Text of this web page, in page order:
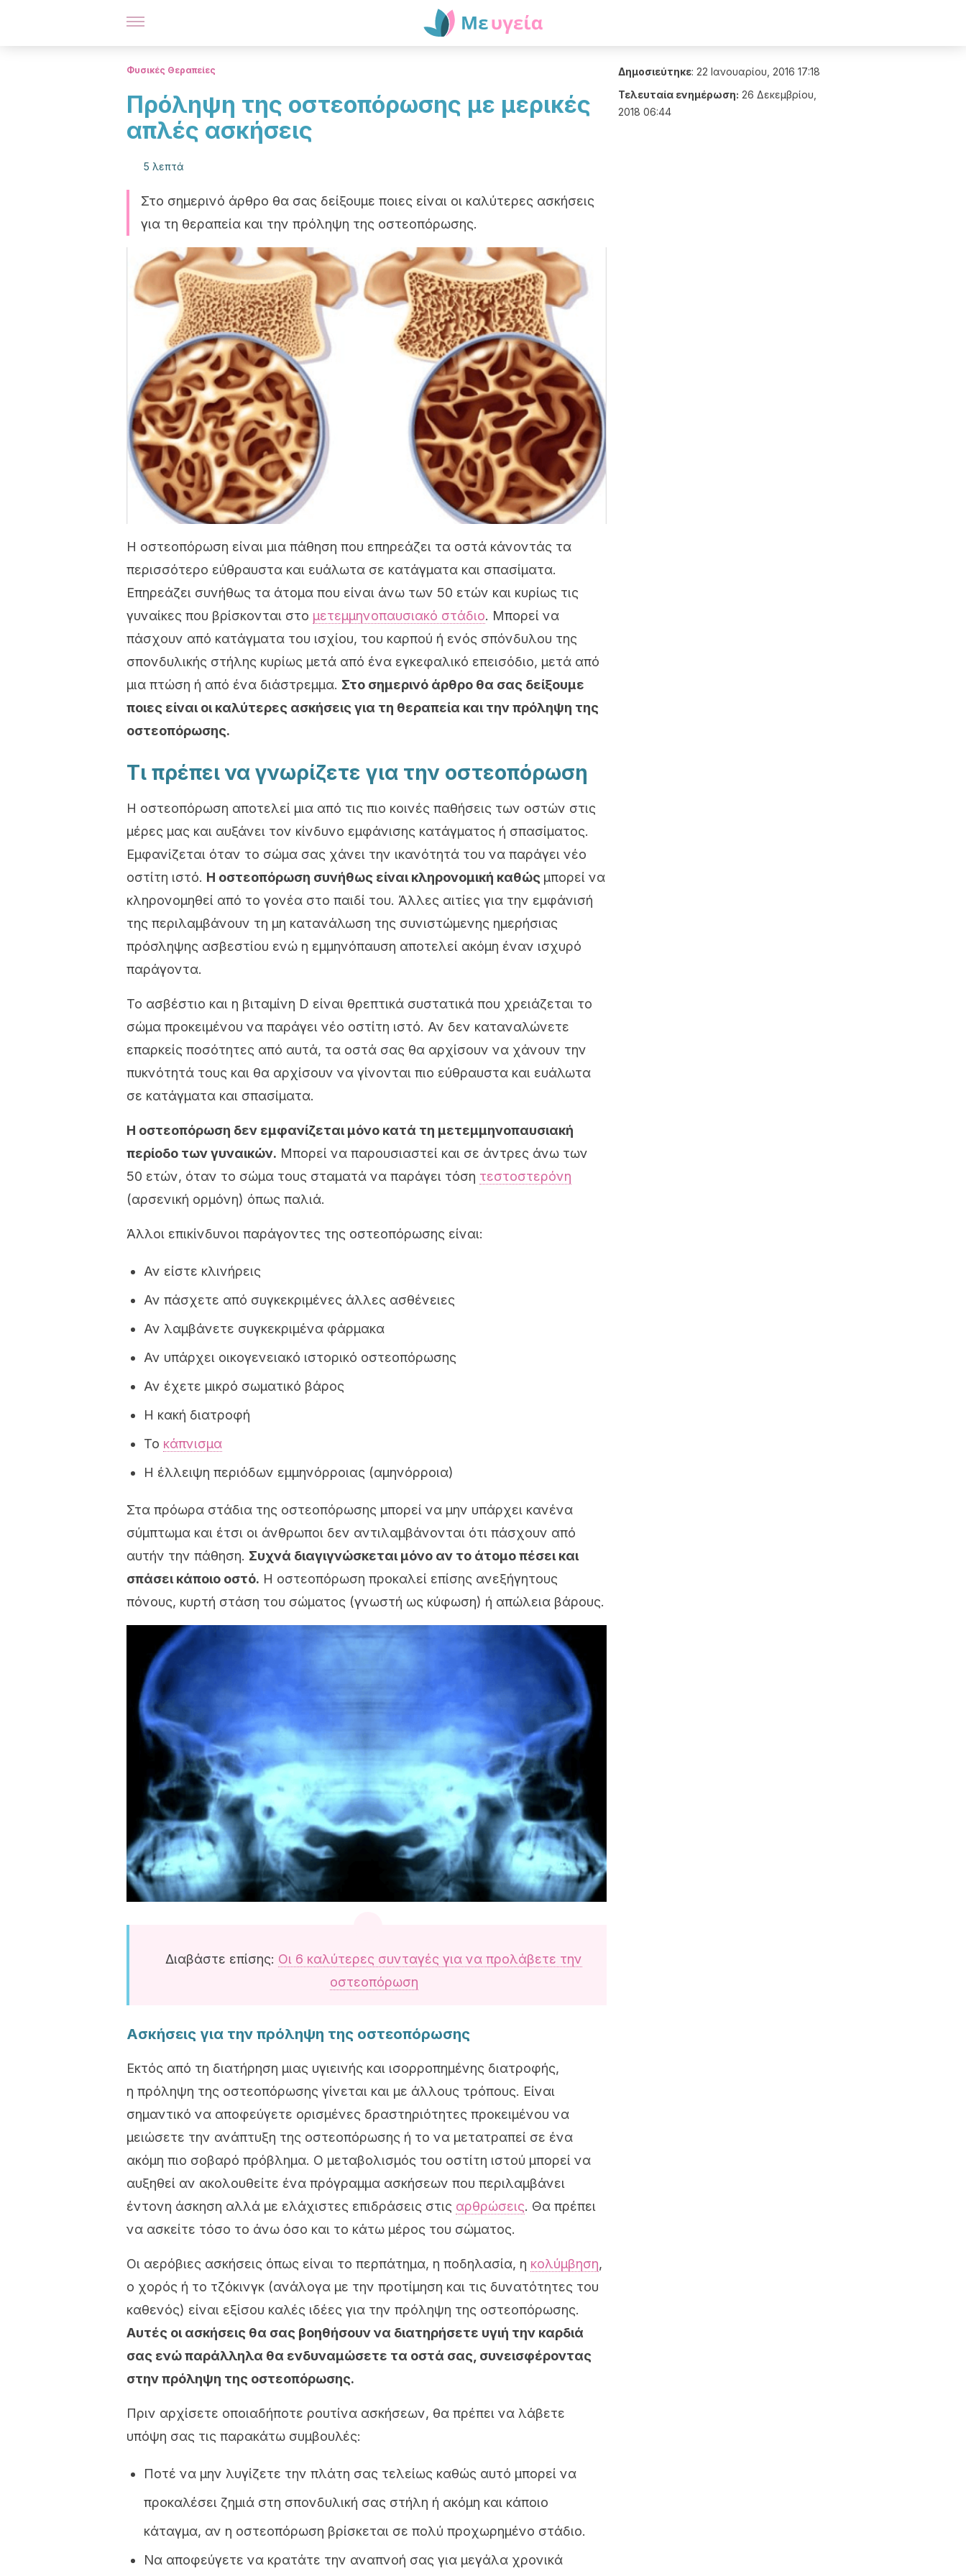
Φυσικές Θεραπείες
Πρόληψη της οστεοπόρωσης με μερικές
απλές ασκήσεις
5 λεπτά
Στο σημερινό άρθρο θα σας δείξουμε ποιες είναι οι καλύτερες ασκήσεις
για τη θεραπεία και την πρόληψη της οστεοπόρωσης.
Η οστεοπόρωση είναι μια πάθηση που επηρεάζει τα οστά κάνοντάς τα
περισσότερο εύθραυστα και ευάλωτα σε κατάγματα και σπασίματα.
Επηρεάζει συνήθως τα άτομα που είναι άνω των 50 ετών και κυρίως τις
γυναίκες που βρίσκονται στο μετεμμηνοπαυσιακό στάδιο. Μπορεί να
πάσχουν από κατάγματα του ισχίου, του καρπού ή ενός σπόνδυλου της
σπονδυλικής στήλης κυρίως μετά από ένα εγκεφαλικό επεισόδιο, μετά από
μια πτώση ή από ένα διάστρεμμα. Στο σημερινό άρθρο θα σας δείξουμε
ποιες είναι οι καλύτερες ασκήσεις για τη θεραπεία και την πρόληψη της
οστεοπόρωσης.
Τι πρέπει να γνωρίζετε για την οστεοπόρωση
Η οστεοπόρωση αποτελεί μια από τις πιο κοινές παθήσεις των οστών στις
μέρες μας και αυξάνει τον κίνδυνο εμφάνισης κατάγματος ή σπασίματος.
Εμφανίζεται όταν το σώμα σας χάνει την ικανότητά του να παράγει νέο
οστίτη ιστό. Η οστεοπόρωση συνήθως είναι κληρονομική καθώς μπορεί να
κληρονομηθεί από το γονέα στο παιδί του. Άλλες αιτίες για την εμφάνισή
της περιλαμβάνουν τη μη κατανάλωση της συνιστώμενης ημερήσιας
πρόσληψης ασβεστίου ενώ η εμμηνόπαυση αποτελεί ακόμη έναν ισχυρό
παράγοντα.
Το ασβέστιο και η βιταμίνη D είναι θρεπτικά συστατικά που χρειάζεται το
σώμα προκειμένου να παράγει νέο οστίτη ιστό. Αν δεν καταναλώνετε
επαρκείς ποσότητες από αυτά, τα οστά σας θα αρχίσουν να χάνουν την
πυκνότητά τους και θα αρχίσουν να γίνονται πιο εύθραυστα και ευάλωτα
σε κατάγματα και σπασίματα.
Η οστεοπόρωση δεν εμφανίζεται μόνο κατά τη μετεμμηνοπαυσιακή
περίοδο των γυναικών. Μπορεί να παρουσιαστεί και σε άντρες άνω των
50 ετών, όταν το σώμα τους σταματά να παράγει τόση τεστοστερόνη
(αρσενική ορμόνη) όπως παλιά.
Άλλοι επικίνδυνοι παράγοντες της οστεοπόρωσης είναι:
Αν είστε κλινήρεις
Αν πάσχετε από συγκεκριμένες άλλες ασθένειες
Αν λαμβάνετε συγκεκριμένα φάρμακα
Αν υπάρχει οικογενειακό ιστορικό οστεοπόρωσης
Αν έχετε μικρό σωματικό βάρος
Η κακή διατροφή
Το κάπνισμα
Η έλλειψη περιόδων εμμηνόρροιας (αμηνόρροια)
Στα πρόωρα στάδια της οστεοπόρωσης μπορεί να μην υπάρχει κανένα
σύμπτωμα και έτσι οι άνθρωποι δεν αντιλαμβάνονται ότι πάσχουν από
αυτήν την πάθηση. Συχνά διαγιγνώσκεται μόνο αν το άτομο πέσει και
σπάσει κάποιο οστό. Η οστεοπόρωση προκαλεί επίσης ανεξήγητους
πόνους, κυρτή στάση του σώματος (γνωστή ως κύφωση) ή απώλεια βάρους.
Διαβάστε επίσης: Οι 6 καλύτερες συνταγές για να προλάβετε την
οστεοπόρωση
Ασκήσεις για την πρόληψη της οστεοπόρωσης
Εκτός από τη διατήρηση μιας υγιεινής και ισορροπημένης διατροφής,
η πρόληψη της οστεοπόρωσης γίνεται και με άλλους τρόπους. Είναι
σημαντικό να αποφεύγετε ορισμένες δραστηριότητες προκειμένου να
μειώσετε την ανάπτυξη της οστεοπόρωσης ή το να μετατραπεί σε ένα
ακόμη πιο σοβαρό πρόβλημα. Ο μεταβολισμός του οστίτη ιστού μπορεί να
αυξηθεί αν ακολουθείτε ένα πρόγραμμα ασκήσεων που περιλαμβάνει
έντονη άσκηση αλλά με ελάχιστες επιδράσεις στις αρθρώσεις. Θα πρέπει
να ασκείτε τόσο το άνω όσο και το κάτω μέρος του σώματος.
Οι αερόβιες ασκήσεις όπως είναι το περπάτημα, η ποδηλασία, η κολύμβηση,
ο χορός ή το τζόκινγκ (ανάλογα με την προτίμηση και τις δυνατότητες του
καθενός) είναι εξίσου καλές ιδέες για την πρόληψη της οστεοπόρωσης.
Αυτές οι ασκήσεις θα σας βοηθήσουν να διατηρήσετε υγιή την καρδιά
σας ενώ παράλληλα θα ενδυναμώσετε τα οστά σας, συνεισφέροντας
στην πρόληψη της οστεοπόρωσης.
Πριν αρχίσετε οποιαδήποτε ρουτίνα ασκήσεων, θα πρέπει να λάβετε
υπόψη σας τις παρακάτω συμβουλές:
Ποτέ να μην λυγίζετε την πλάτη σας τελείως καθώς αυτό μπορεί να
προκαλέσει ζημιά στη σπονδυλική σας στήλη ή ακόμη και κάποιο
κάταγμα, αν η οστεοπόρωση βρίσκεται σε πολύ προχωρημένο στάδιο.
Να αποφεύγετε να κρατάτε την αναπνοή σας για μεγάλα χρονικά
Δημοσιεύτηκε: 22 Ιανουαρίου, 2016 17:18
Τελευταία ενημέρωση: 26 Δεκεμβρίου,
2018 06:44